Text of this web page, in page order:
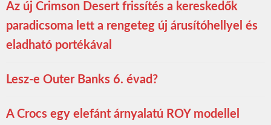
Az új Crimson Desert frissítés a kereskedők
paradicsoma lett a rengeteg új árusítóhellyel és
eladható portékával
Lesz-e Outer Banks 6. évad?
A Crocs egy elefánt árnyalatú ROY modellel